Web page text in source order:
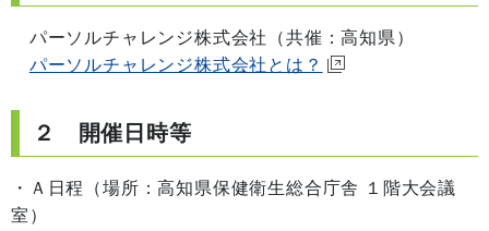
パーソルチャレンジ株式会社（共催：高知県）
パーソルチャレンジ株式会社とは？
２ 開催日時等
・Ａ日程（場所：高知県保健衛生総合庁舎 １階大会議
室）